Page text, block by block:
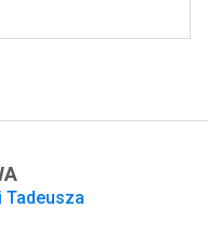
Tadeusza